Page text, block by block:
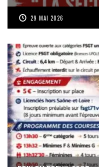
29 MAI 2026